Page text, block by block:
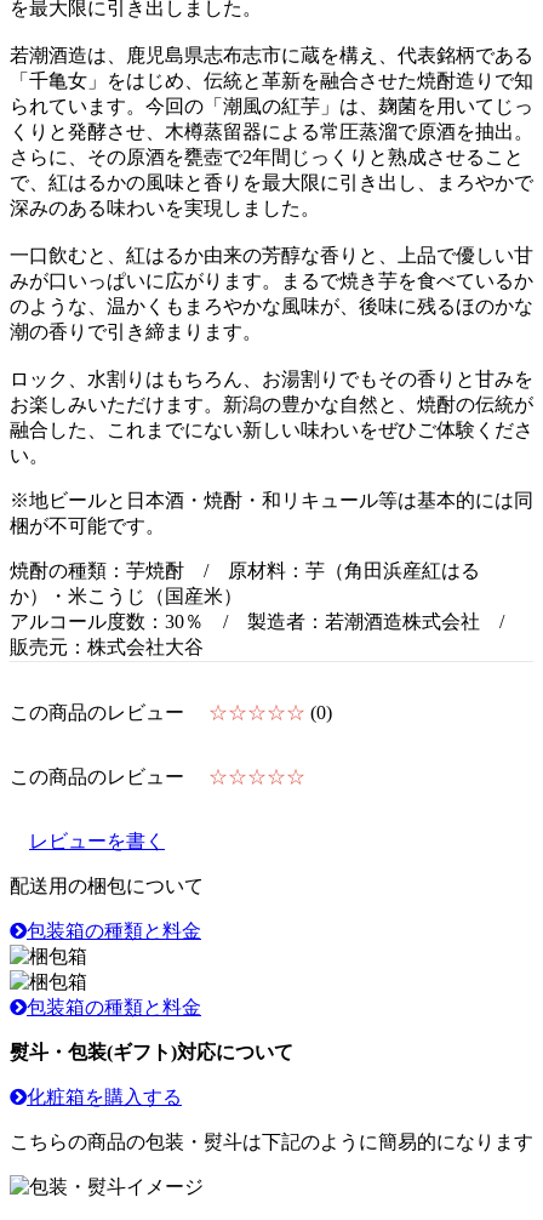
を最大限に引き出しました。
若潮酒造は、鹿児島県志布志市に蔵を構え、代表銘柄である
「千亀女」をはじめ、伝統と革新を融合させた焼酎造りで知
られています。今回の「潮風の紅芋」は、麹菌を用いてじっ
くりと発酵させ、木樽蒸留器による常圧蒸溜で原酒を抽出。
さらに、その原酒を甕壺で2年間じっくりと熟成させること
で、紅はるかの風味と香りを最大限に引き出し、まろやかで
深みのある味わいを実現しました。
一口飲むと、紅はるか由来の芳醇な香りと、上品で優しい甘
みが口いっぱいに広がります。まるで焼き芋を食べているか
のような、温かくもまろやかな風味が、後味に残るほのかな
潮の香りで引き締まります。
ロック、水割りはもちろん、お湯割りでもその香りと甘みを
お楽しみいただけます。新潟の豊かな自然と、焼酎の伝統が
融合した、これまでにない新しい味わいをぜひご体験くださ
い。
※地ビールと日本酒・焼酎・和リキュール等は基本的には同
梱が不可能です。
焼酎の種類：芋焼酎 / 原材料：芋（角田浜産紅はる
か）・米こうじ（国産米）
アルコール度数：30％ / 製造者：若潮酒造株式会社 /
販売元：株式会社大谷
この商品のレビュー ☆☆☆☆☆ (0)
この商品のレビュー ☆☆☆☆☆
レビューを書く
配送用の梱包について
包装箱の種類と料金
包装箱の種類と料金
熨斗・包装(ギフト)対応について
化粧箱を購入する
こちらの商品の包装・熨斗は下記のように簡易的になります